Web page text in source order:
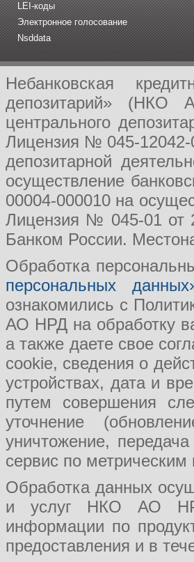
LEI-коды
Электронное голосование
Nsddata
Небанковская
депозитарий» (НКО
центрального
Лицензия № 045-12042-
депозитарной
осуществление
00004-000010 на
Лицензия № 045-01 от
Банком России.
Обработка
персональных
ознакомились с
АО НРД на обработку
а также даете свое
cookie, сведения о
устройствах, дата и
путем совершения
уточнение
уничтожение,
сервис по
Обработка данных
и услуг НКО АО НРД,
информации по
предоставления и в